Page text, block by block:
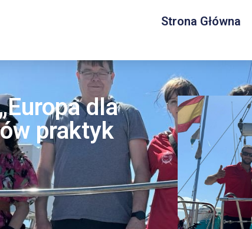
Strona Główna
dla
praktyk